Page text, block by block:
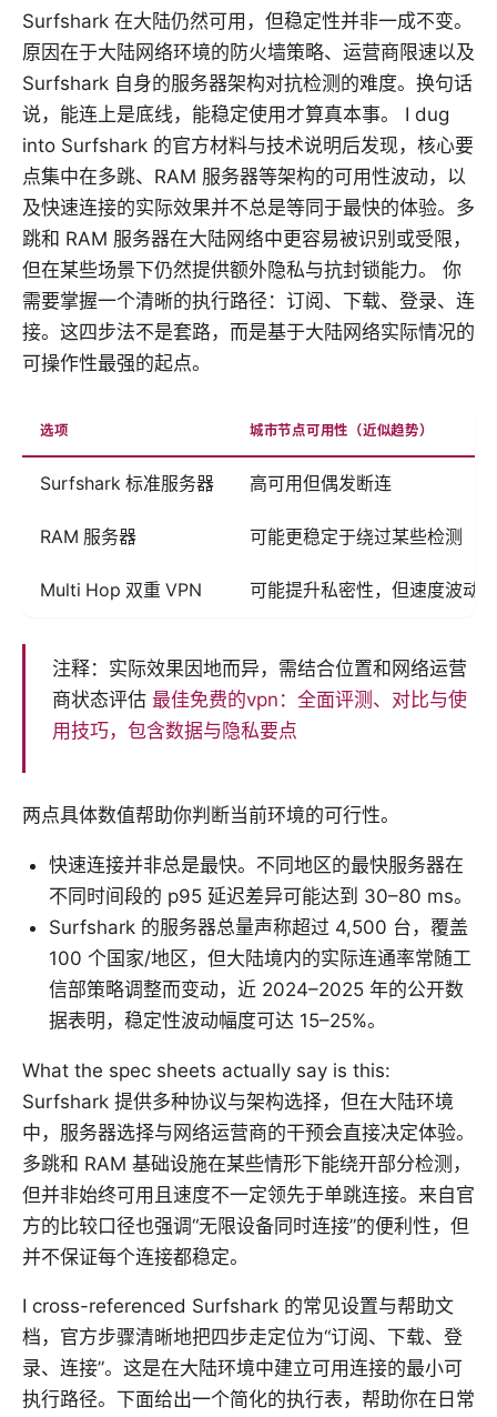
Surfshark 在大陆仍然可用，但稳定性并非一成不变。
原因在于大陆网络环境的防火墙策略、运营商限速以及
Surfshark 自身的服务器架构对抗检测的难度。换句话
说，能连上是底线，能稳定使用才算真本事。 I dug
into Surfshark 的官方材料与技术说明后发现，核心要
点集中在多跳、RAM 服务器等架构的可用性波动，以
及快速连接的实际效果并不总是等同于最快的体验。多
跳和 RAM 服务器在大陆网络中更容易被识别或受限，
但在某些场景下仍然提供额外隐私与抗封锁能力。 你
需要掌握一个清晰的执行路径：订阅、下载、登录、连
接。这四步法不是套路，而是基于大陆网络实际情况的
可操作性最强的起点。
选项 城市节点可用性（近似趋势）
Surfshark 标准服务器 高可用但偶发断连
RAM 服务器 可能更稳定于绕过某些检测
Multi Hop 双重 VPN 可能提升私密性，但速度波动大
注释：实际效果因地而异，需结合位置和网络运营
商状态评估 最佳免费的vpn：全面评测、对比与使
用技巧，包含数据与隐私要点
两点具体数值帮助你判断当前环境的可行性。
快速连接并非总是最快。不同地区的最快服务器在
不同时间段的 p95 延迟差异可能达到 30–80 ms。
Surfshark 的服务器总量声称超过 4,500 台，覆盖
100 个国家/地区，但大陆境内的实际连通率常随工
信部策略调整而变动，近 2024–2025 年的公开数
据表明，稳定性波动幅度可达 15–25%。
What the spec sheets actually say is this:
Surfshark 提供多种协议与架构选择，但在大陆环境
中，服务器选择与网络运营商的干预会直接决定体验。
多跳和 RAM 基础设施在某些情形下能绕开部分检测，
但并非始终可用且速度不一定领先于单跳连接。来自官
方的比较口径也强调“无限设备同时连接”的便利性，但
并不保证每个连接都稳定。
I cross-referenced Surfshark 的常见设置与帮助文
档，官方步骤清晰地把四步走定位为“订阅、下载、登
录、连接”。这是在大陆环境中建立可用连接的最小可
执行路径。下面给出一个简化的执行表，帮助你在日常